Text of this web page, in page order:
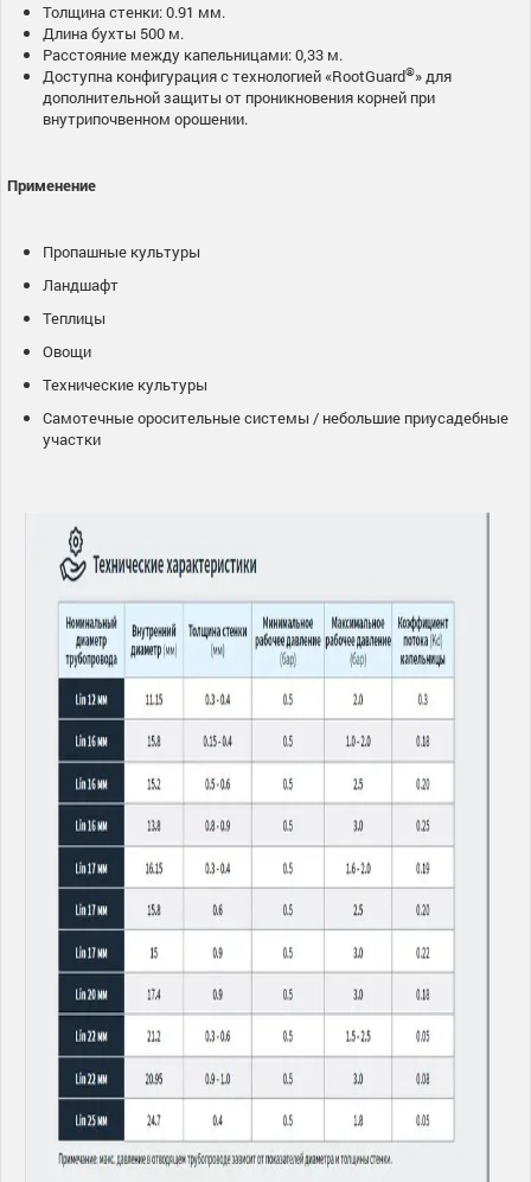
Толщина стенки: 0.91 мм.
Длина бухты 500 м.
Расстояние между капельницами: 0,33 м.
Доступна конфигурация с технологией «RootGuard®» для
дополнительной защиты от проникновения корней при
внутрипочвенном орошении.
Применение
Пропашные культуры
Ландшафт
Теплицы
Овощи
Технические культуры
Самотечные оросительные системы / небольшие приусадебные
участки